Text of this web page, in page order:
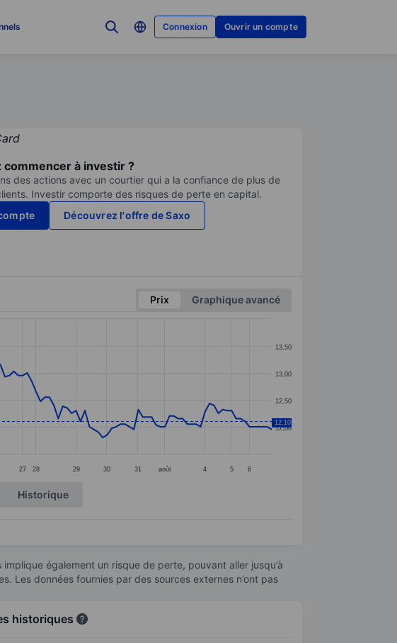
Connexion Ouvrir un compte
commencer à investir ?
des actions avec un courtier qui a la confiance de plus de
Investir comporte des risques de perte en capital.
Découvrez l'offre de Saxo
Prix
Graphique avancé
27 28 29 30 31 août 4 5 6
12,00
12,50
13,00
13,50
12,10
Historique
également un risque de perte, pouvant aller jusqu’à
Les données fournies par des sources externes n’ont pas
historiques